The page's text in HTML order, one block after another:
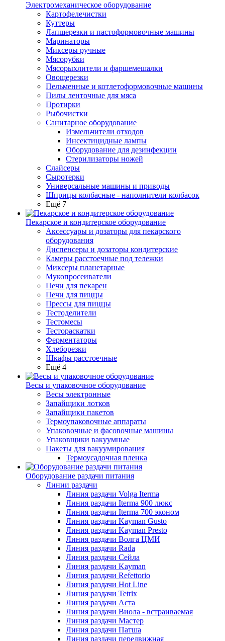
Электромеханическое оборудование
Картофелечистки
Куттеры
Лапшерезки и пастоформовочные машины
Маринаторы
Миксеры ручные
Мясорубки
Мясорыхлители и фаршемешалки
Овощерезки
Пельменные и котлетоформовочные машины
Пилы ленточные для мяса
Протирки
Рыбочистки
Санитарное оборудование
Измельчители отходов
Инсектицидные лампы
Оборудование для дезинфекции
Стерилизаторы ножей
Слайсеры
Сыротерки
Универсальные машины и приводы
Шприцы колбасные - наполнители колбасок
Ещё 7
Пекарское и кондитерское оборудование
Аксессуары и дозаторы для пекарского
оборудования
Диспенсеры и дозаторы кондитерские
Камеры расстоечные под тележки
Миксеры планетарные
Мукопросеиватели
Печи для пекарен
Печи для пиццы
Прессы для пиццы
Тестоделители
Тестомесы
Тестораскатки
Ферментаторы
Хлеборезки
Шкафы расстоечные
Ещё 4
Весы и упаковочное оборудование
Весы электронные
Запайщики лотков
Запайщики пакетов
Термоупаковочные аппараты
Упаковочные и фасовочные машины
Упаковщики вакуумные
Пакеты для вакуумирования
Термоусадочная пленка
Оборудование раздачи питания
Линии раздачи
Линия раздачи Volga Iterma
Линия раздачи Iterma 900 люкс
Линия раздачи Iterma 700 эконом
Линия раздачи Kayman Gusto
Линия раздачи Kayman Presto
Линия раздачи Волга ЦМИ
Линия раздачи Rada
Линия раздачи Сейла
Линия раздачи Kayman
Линия раздачи Refettorio
Линия раздачи Hot Line
Линия раздачи Tetrix
Линия раздачи Аста
Линия раздачи Виола - встраиваемая
Линия раздачи Мастер
Линия раздачи Патша
Линия раздачи передвижная